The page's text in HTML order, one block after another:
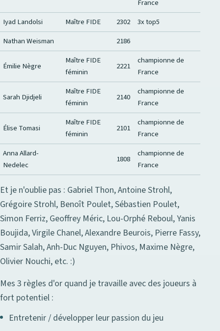
France
Iyad Landolsi
Maître FIDE 2302
3x top5
Nathan Weisman
2186
Émilie Nègre
Maître FIDE
féminin
2221
championne de
France
Sarah Djidjeli
Maître FIDE
féminin
2140
championne de
France
Élise Tomasi
Maître FIDE
féminin
2101
championne de
France
Anna Allard-
Nedelec
1808
championne de
France
Et je n'oublie pas : Gabriel Thon, Antoine Strohl,
Grégoire Strohl, Benoît Poulet, Sébastien Poulet,
Simon Ferriz, Geoffrey Méric, Lou-Orphé Reboul, Yanis
Boujida, Virgile Chanel, Alexandre Beurois, Pierre Fassy,
Samir Salah, Anh-Duc Nguyen, Phivos, Maxime Nègre,
Olivier Nouchi, etc. :)
Mes 3 règles d'or quand je travaille avec des joueurs à
fort potentiel :
Entretenir / développer leur passion du jeu